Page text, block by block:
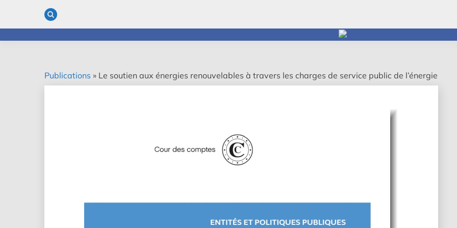
content
Publications » Le soutien aux énergies renouvelables à travers les charges de service public de l’énergie